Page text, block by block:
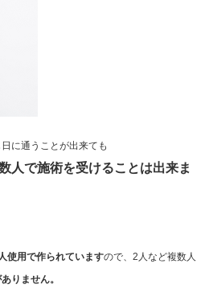
に通うことが出来ても
人で施術を受けることは出来ま
使用で作られていますので、2人など複数人
りません。